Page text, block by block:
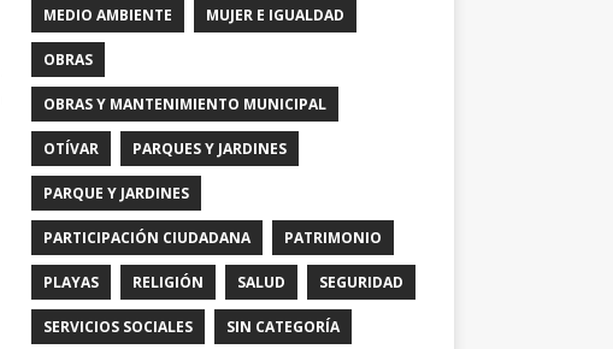
MEDIO AMBIENTE MUJER E IGUALDAD
OBRAS
OBRAS Y MANTENIMIENTO MUNICIPAL
OTÍVAR PARQUES Y JARDINES
PARQUE Y JARDINES
PARTICIPACIÓN CIUDADANA PATRIMONIO
PLAYAS RELIGIÓN SALUD SEGURIDAD
SERVICIOS SOCIALES SIN CATEGORÍA